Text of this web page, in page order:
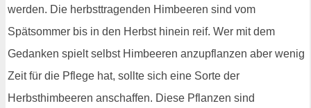
werden. Die herbsttragenden Himbeeren sind vom
Spätsommer bis in den Herbst hinein reif. Wer mit dem
Gedanken spielt selbst Himbeeren anzupflanzen aber wenig
Zeit für die Pflege hat, sollte sich eine Sorte der
Herbsthimbeeren anschaffen. Diese Pflanzen sind